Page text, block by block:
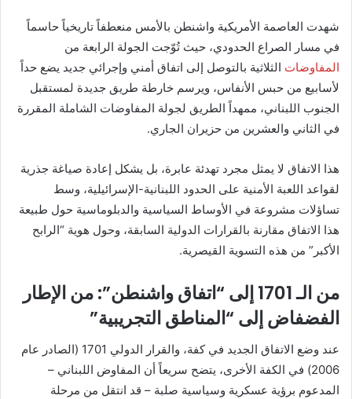
شهدت العاصمة الأمريكية واشنطن بالأمس منعطفاً تاريخياً حاسماً
في مسار الصراع الحدودي، حيث تُوّجت الجولة الرابعة من
المفاوضات الثلاثية بالتوصل إلى اتفاق أمني وإجرائي جديد يضع حداً
لأسابيع من حبس الأنفاس، ويرسم خارطة طريق جديدة لمستقبل
الجنوب اللبناني، ممهداً الطريق لجولة المفاوضات الشاملة المقررة
في الثاني والعشرين من حزيران الجاري.
هذا الاتفاق لا يمثل مجرد تهدئة عابرة، بل يشكل إعادة صياغة جذرية
لقواعد اللعبة الأمنية على الحدود اللبنانية-الإسرائيلية، وسط
تساؤلات مشروعة في الأوساط السياسية والدبلوماسية حول طبيعة
هذا الاتفاق مقارنة بالقرارات الدولية السابقة، وحول هوية “الرابح
الأكبر” من هذه التسوية القيصرية.
من الـ 1701 إلى “اتفاق واشنطن”: من الإطار
الفضفاض إلى “المناطق التجريبية”
عند وضع الاتفاق الجديد في كفة، والقرار الدولي 1701 (الصادر عام
2006) في الكفة الأخرى، يتضح سريعاً أن المفاوض اللبناني –
المدعوم برؤية عسكرية وسياسية صلبة – قد انتقل من مرحلة